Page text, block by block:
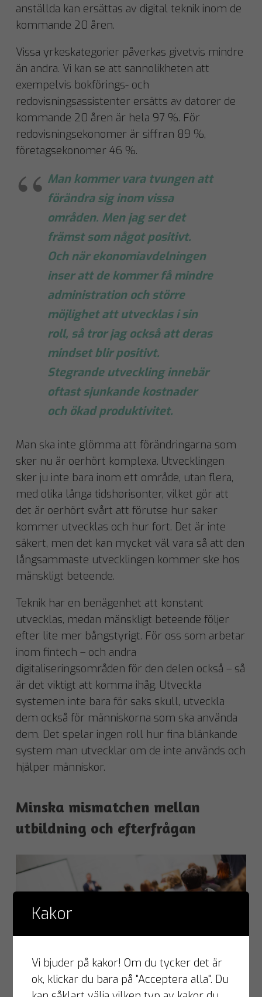
anställda kan ersättas av digital teknik inom de
kommande 20 åren.
Vissa yrkeskategorier påverkas givetvis mindre
än andra. Vi kan se att sannolikheten att
exempelvis bokförings- och
redovisningsassistenter ersätts av datorer de
kommande 20 åren är hela 97 %. För
redovisningsekonomer är siffran 89 %,
företagsekonomer 46 %.
Man kommer vara tvungen att
förändra sig inom vissa
områden. Men jag ser det
främst som något positivt.
Och när ekonomiavdelningen
inser att de kommer få mindre
administration och större
möjlighet att utvecklas i sin
roll, så tror jag också att deras
mindset blir positivt.
Stegrande utveckling innebär
oftast sjunkande kostnader
och ökad produktivitet.
Man ska inte glömma att förändringarna som
sker nu är oerhört komplexa. Utvecklingen
sker ju inte bara inom ett område, utan flera,
med olika långa tidshorisonter, vilket gör att
det är oerhört svårt att förutse hur saker
kommer utvecklas och hur fort. Det är inte
säkert, men det kan mycket väl vara så att den
långsammaste utvecklingen kommer ske hos
mänskligt beteende.
Teknik har en benägenhet att konstant
utvecklas, medan mänskligt beteende följer
efter lite mer bångstyrigt. För oss som arbetar
inom fintech – och andra
digitaliseringsområden för den delen också – så
är det viktigt att komma ihåg. Utveckla
systemen inte bara för saks skull, utveckla
dem också för människorna som ska använda
dem. Det spelar ingen roll hur fina blänkande
system man utvecklar om de inte används och
hjälper människor.
Minska mismatchen mellan
utbildning och efterfrågan
Lika mycket som det handlar om att ställa om
Kakor
Vi bjuder på kakor! Om du tycker det är
ok, klickar du bara på "Acceptera alla". Du